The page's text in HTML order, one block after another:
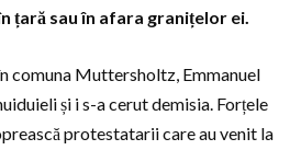
țară sau în afara granițelor ei.
comuna Muttersholtz, Emmanuel
și i s-a cerut demisia. Forțele
protestatarii care au venit la